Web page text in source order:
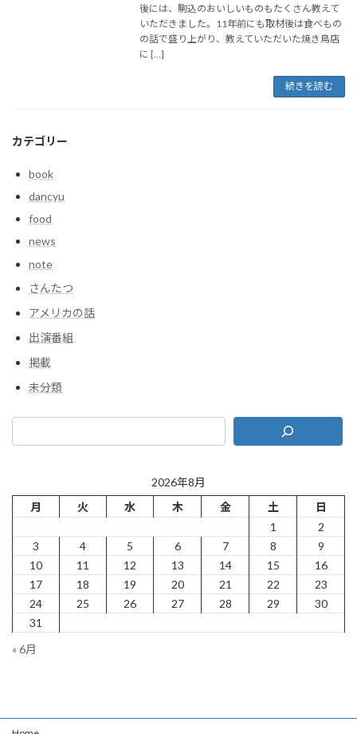
後には、駒込のおいしいものもたくさん教えて
いただきました。11年前にも取材後は食べもの
の話で盛り上がり、教えていただいた焼き鳥店
に […]
続きを読む
カテゴリー
book
dancyu
food
news
note
さんたつ
アメリカの話
出演番組
掲載
未分類
2026年8月
月
火 水 木 金 土
日
1
2
3
4 5 6 7 8
9
10
11 12 13 14 15
16
17
18 19 20 21 22
23
24
25 26 27 28 29
30
31
« 6月